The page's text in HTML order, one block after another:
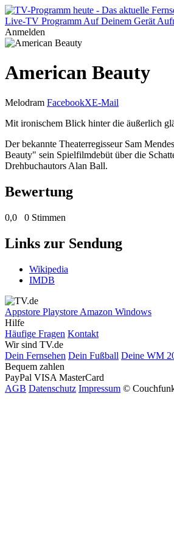
Live-TV Programm Auf Deinem Gerät
Anmelden
American Beauty
Melodram FacebookXE-Mail
Mit ironischem Blick hinter die äußerlich
Der bekannte Theaterregisseur Sam
Beauty" sein Spielfilmdebüt über die
Drehbuchautors Alan Ball.
Bewertung
0,0 0 Stimmen
Links zur Sendung
Wikipedia
IMDB
Appstore Playstore Amazon Windows
Hilfe
Häufige Fragen Kontakt
Wir sind TV.de
Dein Fernsehen Dein Fußball Deine WM
Bequem zahlen
PayPal VISA MasterCard
AGB Datenschutz Impressum ©